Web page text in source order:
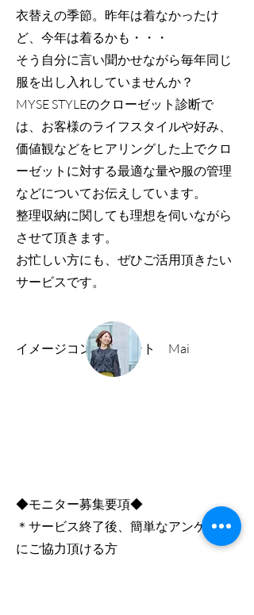
衣替えの季節。昨年は着なかったけ
ど、今年は着るかも・・・
そう自分に言い聞かせながら毎年同じ
服を出し入れしていませんか？
MYSE STYLEのクローゼット診断で
は、お客様のライフスタイルや好み、
価値観などをヒアリングした上でクロ
ーゼットに対する最適な量や服の管理
などについてお伝えしています。
整理収納に関しても理想を伺いながら
させて頂きます。
​お忙しい方にも、ぜひご活用頂きたい
サービスです。
イメージコンサルタント Mai
◆モニター募集要項◆
＊サービス終了後、簡単なアンケート
にご協力頂ける方